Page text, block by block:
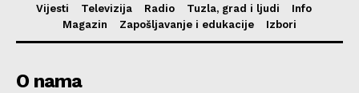
Vijesti Televizija Radio Tuzla, grad i ljudi
Info
Magazin
Zapošljavanje i edukacije Izbori
O nama